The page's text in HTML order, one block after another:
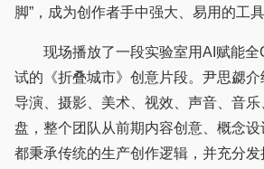
脚”，成为创作者手中强大、易用的工具
现场播放了一段实验室用AI赋能全
试的《折叠城市》创意片段。尹思勰
导演、摄影、美术、视效、声音、音
盘，整个团队从前期内容创意、概念设
都秉承传统的生产创作逻辑，并充分